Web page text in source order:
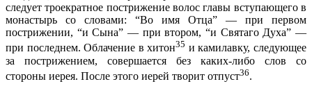
следует троекратное пострижение волос главы вступающего в
монастырь со словами: “Во имя Отца” — при первом
пострижении, “и Сына” — при втором, “и Святаго Духа” —
при последнем. Облачение в хитон35 и камилавку, следующее
за пострижением, совершается без каких-либо слов со
стороны иерея. После этого иерей творит отпуст36.